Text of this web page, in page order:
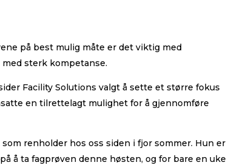
på best mulig måte er det viktig med
sterk kompetanse.
Facility Solutions valgt å sette et større fokus
en tilrettelagt mulighet for å gjennomføre
renholder hos oss siden i fjor sommer. Hun er
å ta fagprøven denne høsten, og for bare en uke